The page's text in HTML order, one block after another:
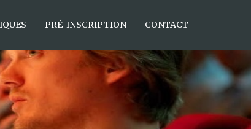
PRÉ-INSCRIPTION CONTACT